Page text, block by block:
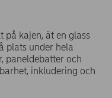
på kajen, ät en glass
plats under hela
paneldebatter och
inkludering och